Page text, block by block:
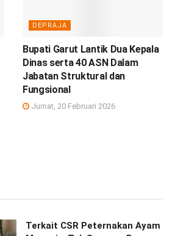
DEPRAJA
Bupati Garut Lantik Dua Kepala
Dinas serta 40 ASN Dalam
Jabatan Struktural dan
Fungsional
Jumat, 20 Februari 2026
Terkait CSR Peternakan Ayam